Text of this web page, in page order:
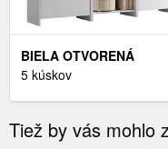
BIELA OTVORENÁ
DETSKÁ ŠATNÍKOVÁ
VIPACK
5 kúskov
Tiež by vás mohlo